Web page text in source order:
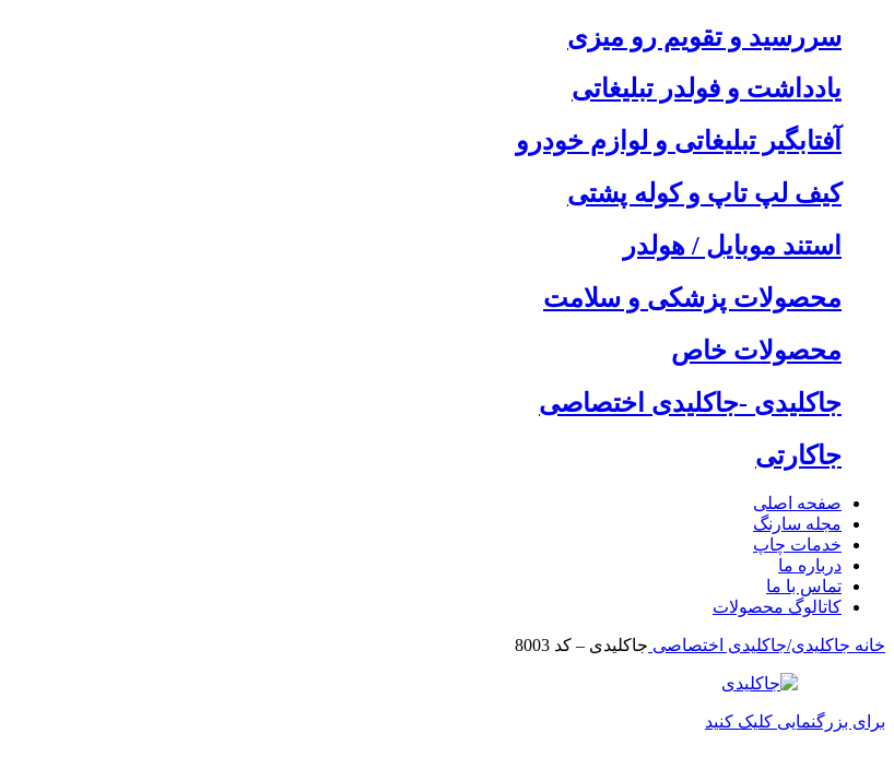
سررسید و تقویم رو میزی
یادداشت و فولدر تبلیغاتی
آفتابگیر تبلیغاتی و لوازم خودرو
کیف لپ تاپ و کوله پشتی
استند موبایل / هولدر
محصولات پزشکی و سلامت
محصولات خاص
جاکلیدی -جاکلیدی اختصاصی
جاکارتی
صفحه اصلی
مجله سارنگ
خدمات چاپ
درباره ما
تماس با ما
کاتالوگ محصولات
خانه جاکلیدی/جاکلیدی اختصاصی جاکلیدی – کد 8003
برای بزرگنمایی کلیک کنید